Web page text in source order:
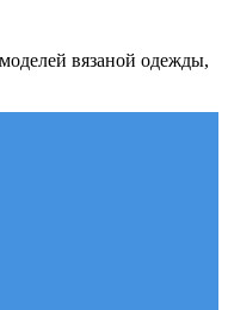
вязаной одежды,